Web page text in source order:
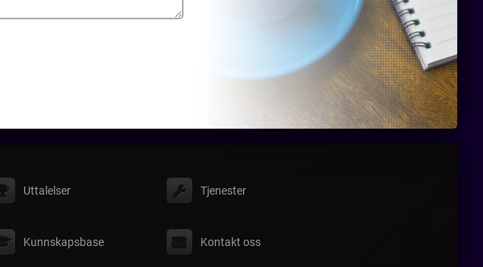
Uttalelser Tjenester
Kunnskapsbase Kontakt oss